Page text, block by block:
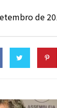
de